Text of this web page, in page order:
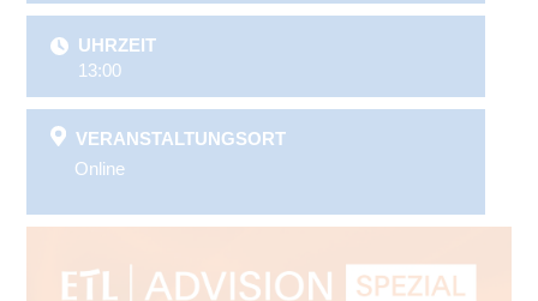
UHRZEIT
13:00
VERANSTALTUNGSORT
Online